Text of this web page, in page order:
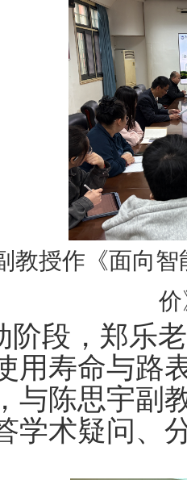
教授作《面向
阶段，郑乐
用寿命与路
与陈思宇副
学术疑问、